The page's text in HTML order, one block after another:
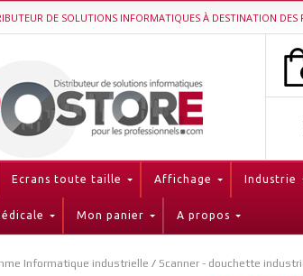
DE SOLUTIONS INFORMATIQUES À DESTINATION DES
Ecrans toute taille Affichage Industrie
Mon panier A propos
Informatique industrielle / Scanner - douchette